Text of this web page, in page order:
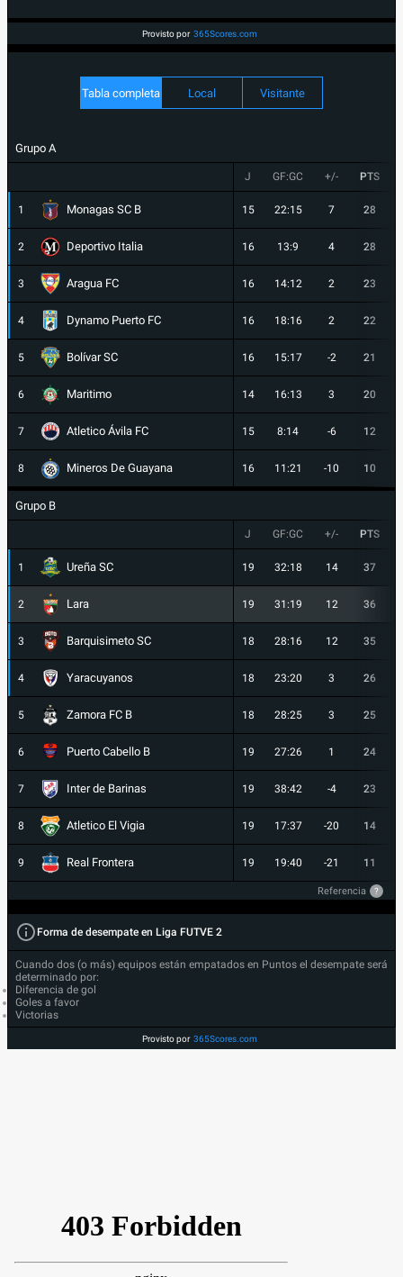
Provisto por 365Scores.com
Tabla completa Local Visitante
Grupo A
J GF:GC +/- PTS
1 Monagas SC B 15 22:15 7 28
2 Deportivo Italia 16 13:9 4 28
3 Aragua FC 16 14:12 2 23
4 Dynamo Puerto FC 16 18:16 2 22
5 Bolívar SC 16 15:17 -2 21
6 Maritimo 14 16:13 3 20
7 Atletico Ávila FC 15 8:14 -6 12
8 Mineros De Guayana 16 11:21 -10 10
Grupo B
J GF:GC +/- PTS
1 Ureña SC 19 32:18 14 37
2 Lara 19 31:19 12 36
3 Barquisimeto SC 18 28:16 12 35
4 Yaracuyanos 18 23:20 3 26
5 Zamora FC B 18 28:25 3 25
6 Puerto Cabello B 19 27:26 1 24
7 Inter de Barinas 19 38:42 -4 23
8 Atletico El Vigia 19 17:37 -20 14
9 Real Frontera 19 19:40 -21 11
Referencia ?
Forma de desempate en Liga FUTVE 2
Cuando dos (o más) equipos están empatados en Puntos el desempate será
determinado por:
Diferencia de gol
Goles a favor
Victorias
Provisto por 365Scores.com